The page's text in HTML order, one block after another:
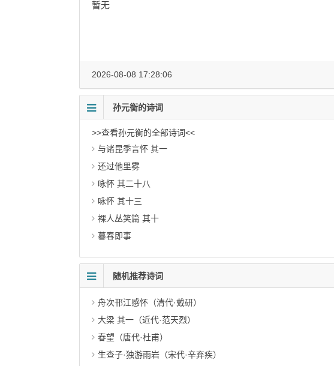
暂无
2026-08-08 17:28:06
孙元衡的诗词
>>查看孙元衡的全部诗词<<
与诸昆季言怀 其一
还过他里雾
咏怀 其二十八
咏怀 其十三
裸人丛笑篇 其十
暮春即事
随机推荐诗词
舟次邗江感怀（清代·戴研）
大梁 其一（近代·范天烈）
春望（唐代·杜甫）
生查子·独游雨岩（宋代·辛弃疾）